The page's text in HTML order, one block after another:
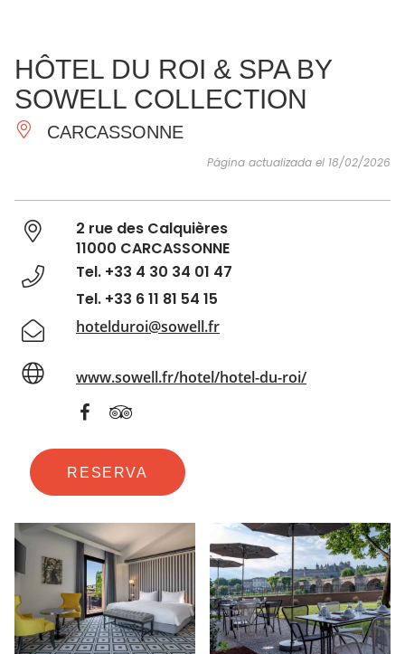
IMPRESCINDIBLES
HACER
INSPIRACIONES
HÔTEL DU ROI & SPA BY
SOWELL COLLECTION
CARCASSONNE
Página actualizada el 18/02/2026
2 rue des Calquières
11000 CARCASSONNE
Tel. +33 4 30 34 01 47
Tel. +33 6 11 81 54 15
hotelduroi@sowell.fr
www.sowell.fr/hotel/hotel-du-roi/
RESERVA